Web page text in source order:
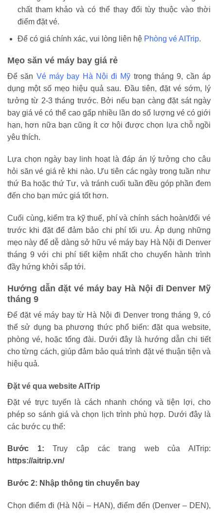
chất tham khảo và có thể thay đổi tùy thuộc vào thời
điểm đặt vé.
Để có giá chính xác, vui lòng liên hệ Phòng vé AITrip.
Mẹo săn vé máy bay giá rẻ
Để săn Vé máy bay Hà Nội đi Mỹ trong tháng 9, cần áp
dụng một số mẹo hiệu quả sau. Đầu tiên, đặt vé sớm, lý
tưởng từ 2-3 tháng trước. Bởi nếu bạn càng đặt sát ngày
bay giá vé có thể cao gấp nhiều lần do số lượng vé có giới
hạn, hơn nữa bạn cũng ít cơ hội được chọn lựa chỗ ngồi
yêu thích.
Lựa chọn ngày bay linh hoạt là đáp án lý tưởng cho câu
hỏi săn vé giá rẻ khi nào. Ưu tiên các ngày trong tuần như
thứ Ba hoặc thứ Tư, và tránh cuối tuần đều góp phần đem
đến cho bạn mức giá tốt hơn.
Cuối cùng, kiểm tra kỹ thuế, phí và chính sách hoàn/đổi vé
trước khi đặt để đảm bảo chi phí tối ưu. Áp dụng những
mẹo này để dễ dàng sở hữu vé máy bay Hà Nội đi Denver
tháng 9 với chi phí tiết kiệm nhất cho chuyến hành trình
đầy hứng khởi sắp tới.
Hướng dẫn đặt vé máy bay Hà Nội đi Denver Mỹ
tháng 9
Để đặt vé máy bay từ Hà Nội đi Denver trong tháng 9, có
thể sử dụng ba phương thức phổ biến: đặt qua website,
phòng vé, hoặc tổng đài. Dưới đây là hướng dẫn chi tiết
cho từng cách, giúp đảm bảo quá trình đặt vé thuận tiện và
hiệu quả.
Đặt vé qua website AITrip
Đặt vé trực tuyến là cách nhanh chóng và tiện lợi, cho
phép so sánh giá và chọn lịch trình phù hợp. Dưới đây là
các bước cụ thể:
Bước 1:Truy cập các trang web của AITrip:
https://aitrip.vn/
Bước 2: Nhập thông tin chuyến bay
Chọn điểm đi (Hà Nội – HAN), điểm đến (Denver – DEN),